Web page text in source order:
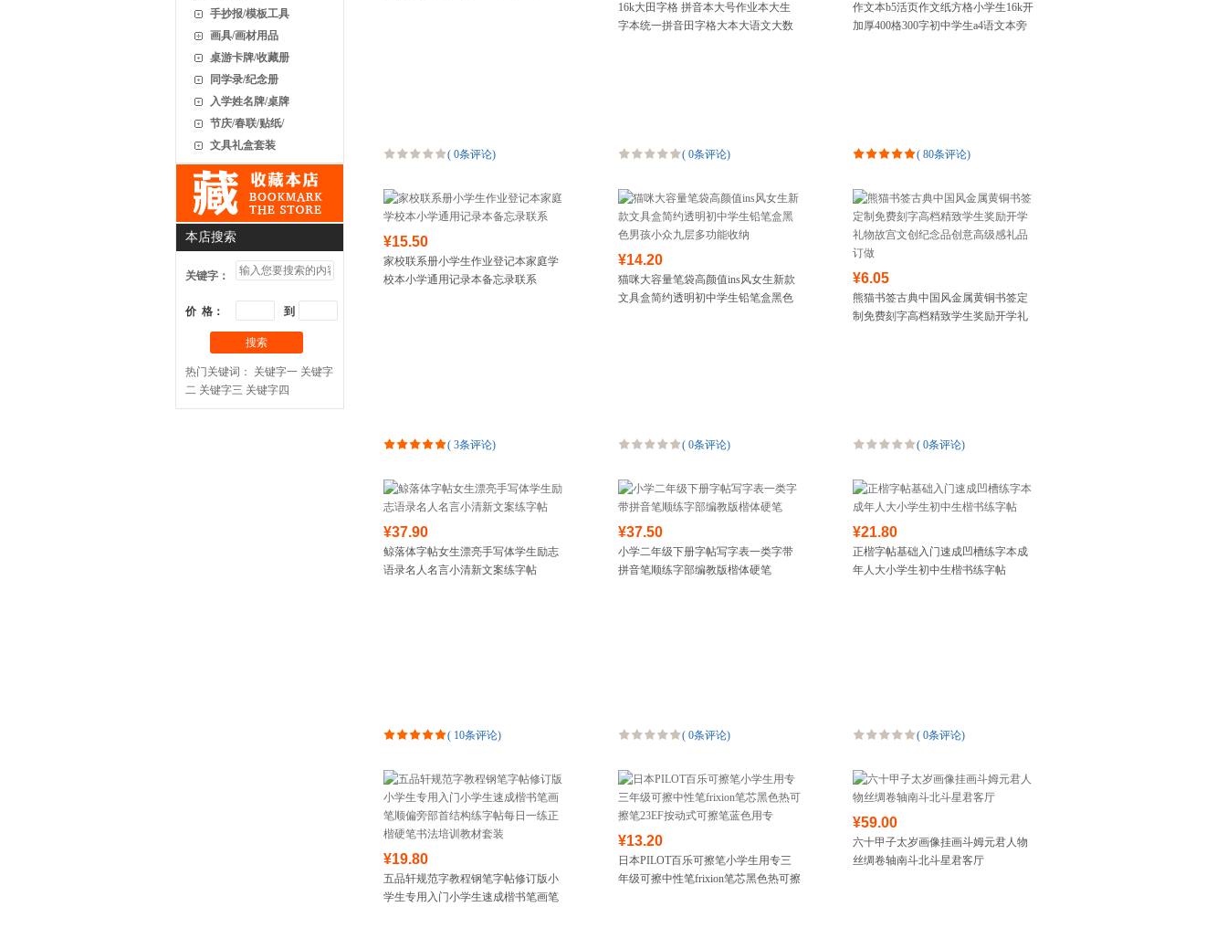
手抄报/模板工具
画具/画材用品
桌游卡牌/收藏册
同学录/纪念册
入学姓名牌/桌牌
节庆/春联/贴纸/
文具礼盒套装
本店搜索
关键字：
价 格： 到
搜索
热门关键词： 关键字一 关键字
二 关键字三 关键字四
( 0条评论)
16k大田字格 拼音本大号作业本大生
字本统一拼音田字格大本大语文大数
( 0条评论)
作文本b5活页作文纸方格小学生16k开
加厚400格300字初中学生a4语文本旁
( 80条评论)
¥15.50
家校联系册小学生作业登记本家庭学
校本小学通用记录本备忘录联系
( 3条评论)
¥14.20
猫咪大容量笔袋高颜值ins风女生新款
文具盒简约透明初中学生铅笔盒黑色
( 0条评论)
¥6.05
熊猫书签古典中国风金属黄铜书签定
制免费刻字高档精致学生奖励开学礼
( 0条评论)
¥37.90
鲸落体字帖女生漂亮手写体学生励志
语录名人名言小清新文案练字帖
( 10条评论)
¥37.50
小学二年级下册字帖写字表一类字带
拼音笔顺练字部编教版楷体硬笔
( 0条评论)
¥21.80
正楷字帖基础入门速成凹槽练字本成
年人大小学生初中生楷书练字帖
( 0条评论)
¥19.80
五品轩规范字教程钢笔字帖修订版小
学生专用入门小学生速成楷书笔画笔
¥13.20
日本PILOT百乐可擦笔小学生用专三
年级可擦中性笔frixion笔芯黑色热可擦
¥59.00
六十甲子太岁画像挂画斗姆元君人物
丝绸卷轴南斗北斗星君客厅